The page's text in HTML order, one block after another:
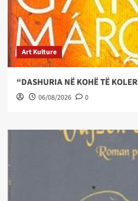
Art Kulture
“DASHURIA NË KOHË TË
06/08/2026 0